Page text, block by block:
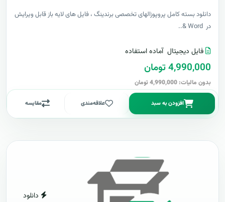
دانلود بسته کامل پروپوزالهای تخصصی برندینگ ، فایل های لایه باز قابل ویرایش
در Word &..
فایل دیجیتال آماده استفاده
4,990,000 تومان
بدون مالیات: 4,990,000 تومان
افزودن به سبد علاقه‌مندی مقایسه
دانلود